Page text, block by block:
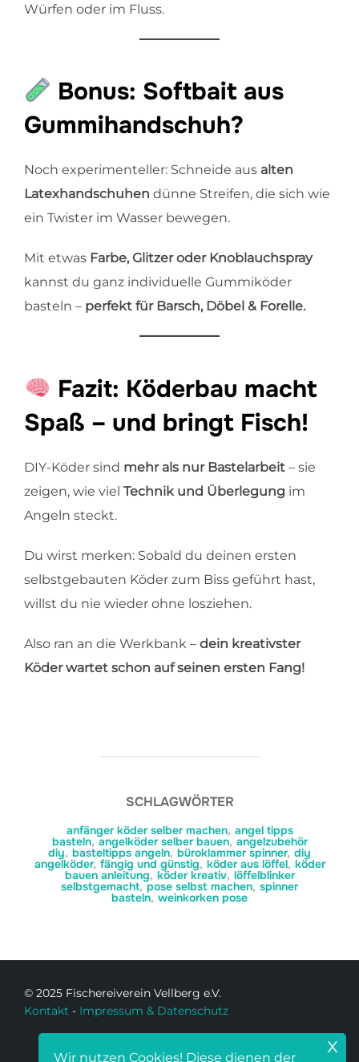
Würfen oder im Fluss.
Bonus: Softbait aus
Gummihandschuh?
Noch experimenteller: Schneide aus alten
Latexhandschuhen dünne Streifen, die sich wie
ein Twister im Wasser bewegen.
Mit etwas Farbe, Glitzer oder Knoblauchspray
kannst du ganz individuelle Gummiköder
basteln – perfekt für Barsch, Döbel & Forelle.
Fazit: Köderbau macht
Spaß – und bringt Fisch!
DIY-Köder sind mehr als nur Bastelarbeit – sie
zeigen, wie viel Technik und Überlegung im
Angeln steckt.
Du wirst merken: Sobald du deinen ersten
selbstgebauten Köder zum Biss geführt hast,
willst du nie wieder ohne losziehen.
Also ran an die Werkbank – dein kreativster
Köder wartet schon auf seinen ersten Fang!
SCHLAGWÖRTER
anfänger köder selber machen, angel tipps
basteln, angelköder selber bauen, angelzubehör
diy, basteltipps angeln, büroklammer spinner, diy
angelköder, fängig und günstig, köder aus löffel, köder
bauen anleitung, köder kreativ, löffelblinker
selbstgemacht, pose selbst machen, spinner
basteln, weinkorken pose
© 2025 Fischereiverein Vellberg e.V.
Kontakt - Impressum & Datenschutz
Wir nutzen Cookies! Diese dienen der
x